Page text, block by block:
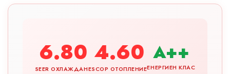
6.80
SEER ОХЛАЖДАНЕ
4.60
SCOP ОТОПЛЕНИЕ
A++
ЕНЕРГИЕН КЛАС